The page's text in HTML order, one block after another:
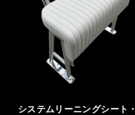
システムリーニングシート・